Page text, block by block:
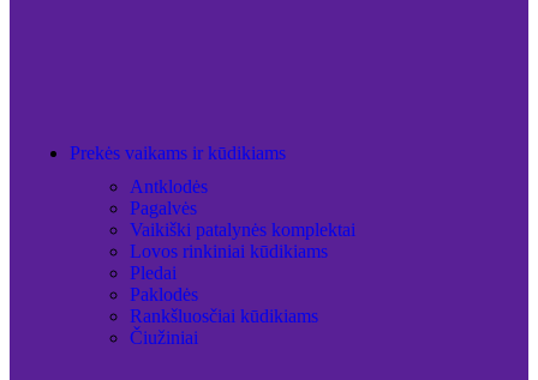
Prekės vaikams ir kūdikiams
Antklodės
Pagalvės
Vaikiški patalynės komplektai
Lovos rinkiniai kūdikiams
Pledai
Paklodės
Rankšluosčiai kūdikiams
Čiužiniai